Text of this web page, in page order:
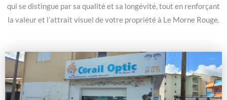
qui se distingue par sa qualité et sa longévité, tout en renforçant
la valeur et l’attrait visuel de votre propriété à Le Morne Rouge.